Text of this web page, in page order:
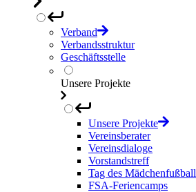
Verband
Verbandsstruktur
Geschäftsstelle
Unsere Projekte
Unsere Projekte
Vereinsberater
Vereinsdialoge
Vorstandstreff
Tag des
FSA-Feriencamps